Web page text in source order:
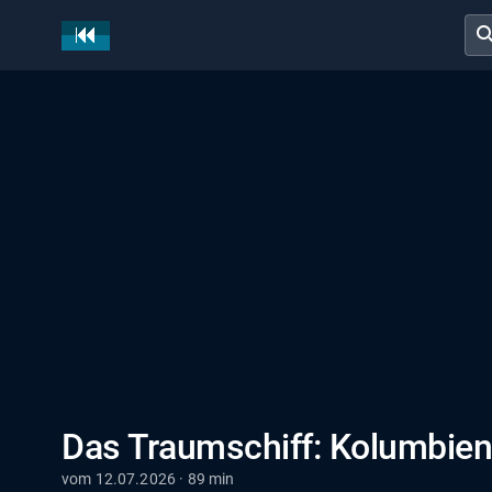
Das Traumschiff: Kolumbien
vom 12.07.2026 · 89 min